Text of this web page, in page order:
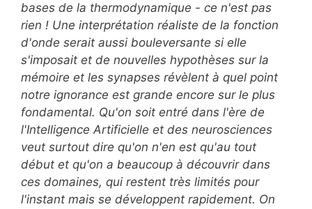
bases de la thermodynamique - ce n'est pas
rien ! Une interprétation réaliste de la fonction
d'onde serait aussi bouleversante si elle
s'imposait et de nouvelles hypothèses sur la
mémoire et les synapses révèlent à quel point
notre ignorance est grande encore sur le plus
fondamental. Qu'on soit entré dans l'ère de
l'Intelligence Artificielle et des neurosciences
veut surtout dire qu'on n'en est qu'au tout
début et qu'on a beaucoup à découvrir dans
ces domaines, qui restent très limités pour
l'instant mais se développent rapidement. On